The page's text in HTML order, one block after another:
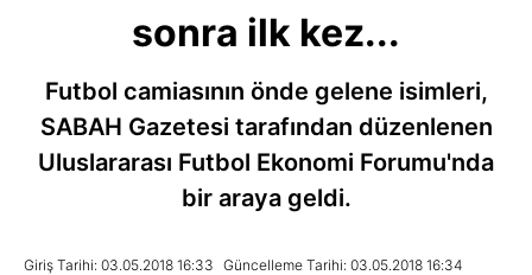
sonra ilk kez...
Futbol camiasının önde gelene isimleri,
SABAH Gazetesi tarafından düzenlenen
Uluslararası Futbol Ekonomi Forumu'nda
bir araya geldi.
Giriş Tarihi: 03.05.2018 16:33 Güncelleme Tarihi: 03.05.2018 16:34